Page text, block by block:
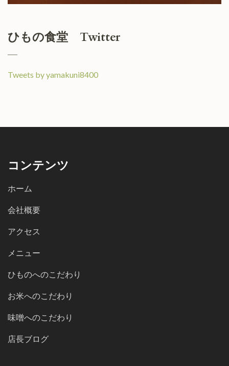
ひもの食堂 Twitter
Tweets by yamakuni8400
コンテンツ
ホーム
会社概要
アクセス
メニュー
ひものへのこだわり
お米へのこだわり
味噌へのこだわり
店長ブログ